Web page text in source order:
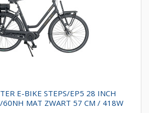
E-BIKE STEPS/EP5 28 INCH
60NH MAT ZWART 57 CM / 418W